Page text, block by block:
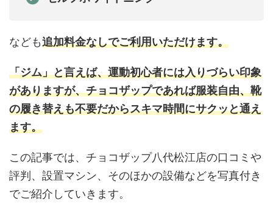
なども追加料金なしでご利用いただけます。
「ジム」と言えば、運動初心者には入りづらい印象
がありますが、チョコザップであれば服装自由、靴
の履き替えも不要だからスキマ時間にサクッと通え
ます。
この記事では、チョコザップ八代松江店の口コミや
評判、設置マシン、そのほかの設備などを写真付き
でご紹介していきます。